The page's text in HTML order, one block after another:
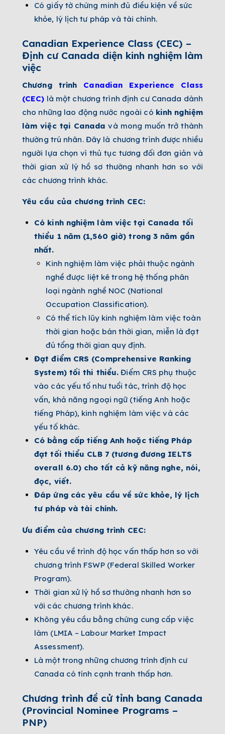
Có giấy tờ chứng minh đủ điều kiện về sức
khỏe, lý lịch tư pháp và tài chính.
Canadian Experience Class (CEC) –
Định cư Canada diện kinh nghiệm làm
việc
Chương trình Canadian Experience Class
(CEC) là một chương trình định cư Canada dành
cho những lao động nước ngoài có kinh nghiệm
làm việc tại Canada và mong muốn trở thành
thường trú nhân. Đây là chương trình được nhiều
người lựa chọn vì thủ tục tương đối đơn giản và
thời gian xử lý hồ sơ thường nhanh hơn so với
các chương trình khác.
Yêu cầu của chương trình CEC:
Có kinh nghiệm làm việc tại Canada tối
thiểu 1 năm (1,560 giờ) trong 3 năm gần
nhất.
Kinh nghiệm làm việc phải thuộc ngành
nghề được liệt kê trong hệ thống phân
loại ngành nghề NOC (National
Occupation Classification).
Có thể tích lũy kinh nghiệm làm việc toàn
thời gian hoặc bán thời gian, miễn là đạt
đủ tổng thời gian quy định.
Đạt điểm CRS (Comprehensive Ranking
System) tối thi thiểu. Điểm CRS phụ thuộc
vào các yếu tố như tuổi tác, trình độ học
vấn, khả năng ngoại ngữ (tiếng Anh hoặc
tiếng Pháp), kinh nghiệm làm việc và các
yếu tố khác.
Có bằng cấp tiếng Anh hoặc tiếng Pháp
đạt tối thiểu CLB 7 (tương đương IELTS
overall 6.0) cho tất cả kỹ năng nghe, nói,
đọc, viết.
Đáp ứng các yêu cầu về sức khỏe, lý lịch
tư pháp và tài chính.
Ưu điểm của chương trình CEC:
Yêu cầu về trình độ học vấn thấp hơn so với
chương trình FSWP (Federal Skilled Worker
Program).
Thời gian xử lý hồ sơ thường nhanh hơn so
với các chương trình khác.
Không yêu cầu bằng chứng cung cấp việc
làm (LMIA – Labour Market Impact
Assessment).
Là một trong những chương trình định cư
Canada có tính cạnh tranh thấp hơn.
Chương trình đề cử tỉnh bang Canada
(Provincial Nominee Programs –
PNP)